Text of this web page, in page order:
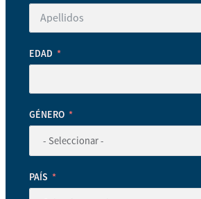
EDAD
GÉNERO
PAÍS